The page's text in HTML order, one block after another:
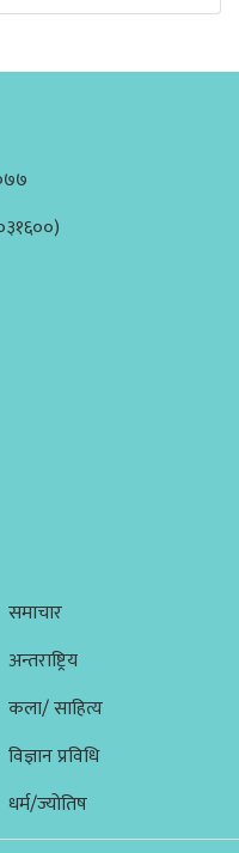
समाचार
अन्तराष्ट्रिय
कला/ साहित्य
विज्ञान प्रविधि
धर्म/ज्योतिष